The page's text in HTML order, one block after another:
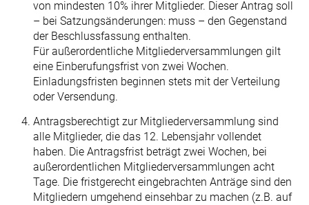
von mindesten 10% ihrer Mitglieder. Dieser Antrag soll
– bei Satzungsänderungen: muss – den Gegenstand
der Beschlussfassung enthalten.
Für außerordentliche Mitgliederversammlungen gilt
eine Einberufungsfrist von zwei Wochen.
Einladungsfristen beginnen stets mit der Verteilung
oder Versendung.
Antragsberechtigt zur Mitgliederversammlung sind
alle Mitglieder, die das 12. Lebensjahr vollendet
haben. Die Antragsfrist beträgt zwei Wochen, bei
außer­ordentlichen Mitgliederversammlungen acht
Tage. Die fristgerecht eingebrach­ten Anträge sind den
Mitgliedern umgehend einsehbar zu machen (z.B. auf